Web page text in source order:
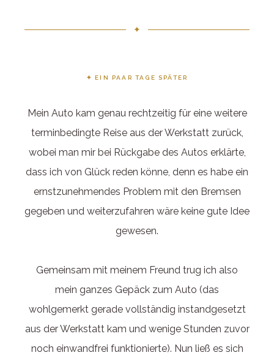
✦
✦ EIN PAAR TAGE SPÄTER
Mein Auto kam genau rechtzeitig für eine weitere
terminbedingte Reise aus der Werkstatt zurück,
wobei man mir bei Rückgabe des Autos erklärte,
dass ich von Glück reden könne, denn es habe ein
ernstzunehmendes Problem mit den Bremsen
gegeben und weiterzufahren wäre keine gute Idee
gewesen.
Gemeinsam mit meinem Freund trug ich also
mein ganzes Gepäck zum Auto (das
wohlgemerkt gerade vollständig instandgesetzt
aus der Werkstatt kam und wenige Stunden zuvor
noch einwandfrei funktionierte). Nun ließ es sich